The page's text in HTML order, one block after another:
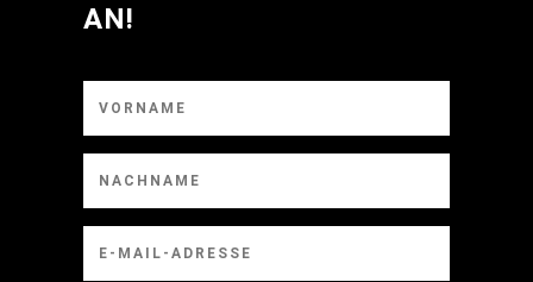
AN!